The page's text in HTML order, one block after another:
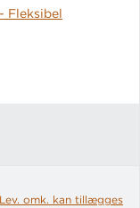
teknologiske
kostet
og klemt
Fleksibel
Lev. omk. kan tillægges